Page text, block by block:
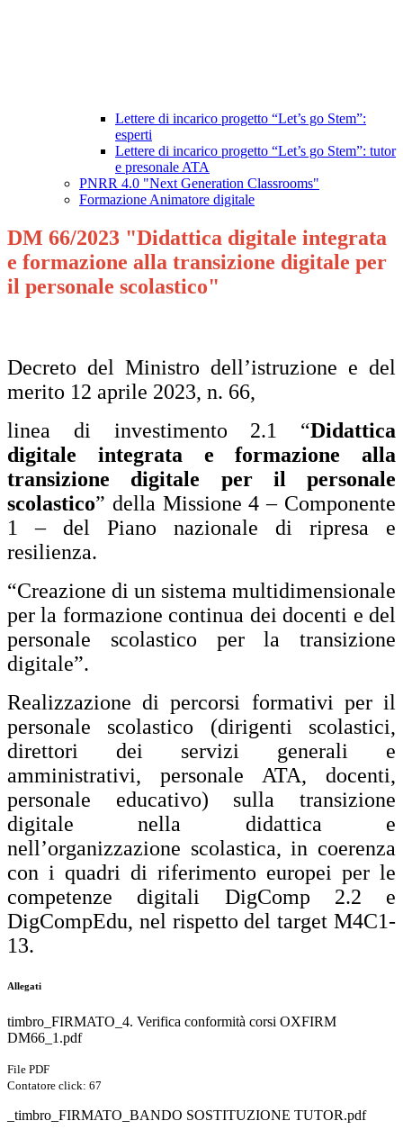
Lettere di incarico progetto “Let’s go Stem”:
esperti
Lettere di incarico progetto “Let’s go Stem”: tutor
e presonale ATA
PNRR 4.0 "Next Generation Classrooms"
Formazione Animatore digitale
DM 66/2023 "Didattica digitale integrata
e formazione alla transizione digitale per
il personale scolastico"
Decreto del Ministro dell’istruzione e del
merito 12 aprile 2023, n. 66,
linea di investimento 2.1 “Didattica
digitale integrata e formazione alla
transizione digitale per il personale
scolastico” della Missione 4 – Componente
1 – del Piano nazionale di ripresa e
resilienza.
“Creazione di un sistema multidimensionale
per la formazione continua dei docenti e del
personale scolastico per la transizione
digitale”.
Realizzazione di percorsi formativi per il
personale scolastico (dirigenti scolastici,
direttori dei servizi generali e
amministrativi, personale ATA, docenti,
personale educativo) sulla transizione
digitale nella didattica e
nell’organizzazione scolastica, in coerenza
con i quadri di riferimento europei per le
competenze digitali DigComp 2.2 e
DigCompEdu, nel rispetto del target M4C1-
13.
Allegati
timbro_FIRMATO_4. Verifica conformità corsi OXFIRM
DM66_1.pdf
File PDF
Contatore click: 67
_timbro_FIRMATO_BANDO SOSTITUZIONE TUTOR.pdf